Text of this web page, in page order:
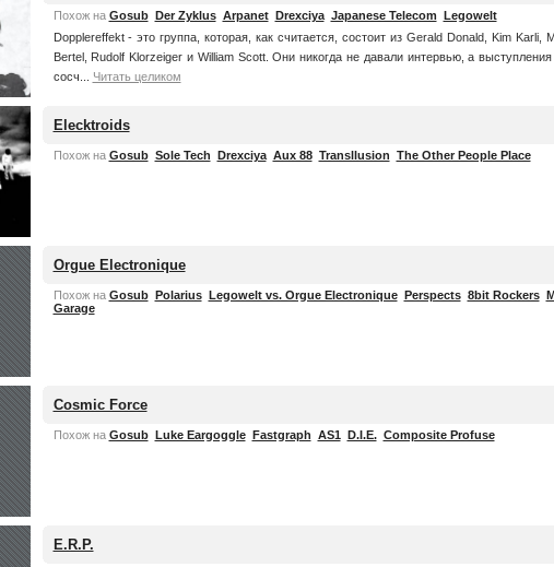
Похож на Gosub Der Zyklus Arpanet Drexciya Japanese Telecom Legowelt
Dopplereffekt - это группа, которая, как считается, состоит из Gerald Donald, Kim Karli,
Bertel, Rudolf Klorzeiger и William Scott. Они никогда не давали интервью, а
сосч...
Читать целиком
Elecktroids
Похож на Gosub Sole Tech Drexciya Aux 88 Transllusion The Other People Place
Orgue Electronique
Похож на Gosub Polarius Legowelt vs. Orgue Electronique Perspects 8bit Rockers
Garage
Cosmic Force
Похож на Gosub Luke Eargoggle Fastgraph AS1 D.I.E. Composite Profuse
E.R.P.